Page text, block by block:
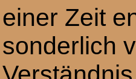
einer Zeit
sonderlich